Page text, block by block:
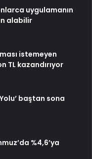
uygulamanın
alabilir
istemeyen
TL kazandırıyor
baştan sona
%4,6’ya